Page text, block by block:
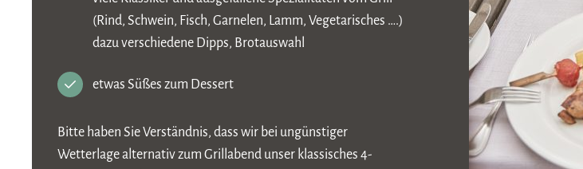
(Rind, Schwein, Fisch, Garnelen, Lamm, Vegetarisches ….)
dazu verschiedene Dipps, Brotauswahl
etwas Süßes zum Dessert
Bitte haben Sie Verständnis, dass wir bei ungünstiger
Wetterlage alternativ zum Grillabend unser klassisches 4-